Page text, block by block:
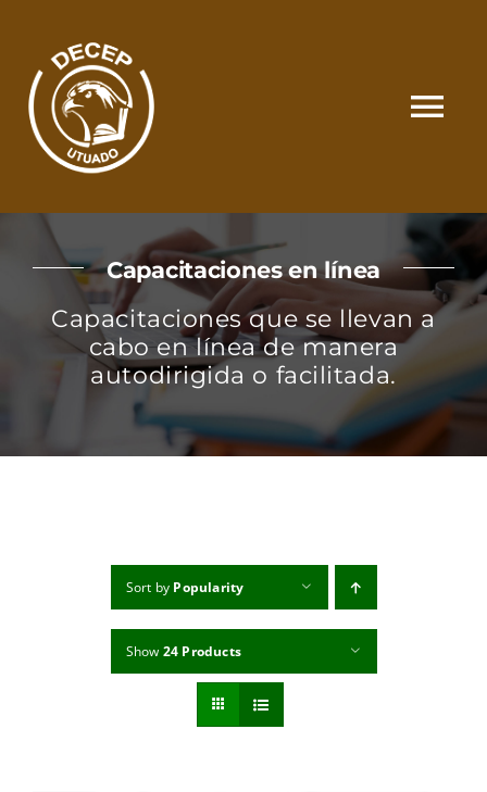
content
SOMOS
CATÁLOGO
MATRÍCULA Y PAGOS
Capacitaciones en línea
Capacitaciones que se llevan a
cabo en línea de manera
autodirigida o facilitada.
Sort by Popularity
Show 24 Products